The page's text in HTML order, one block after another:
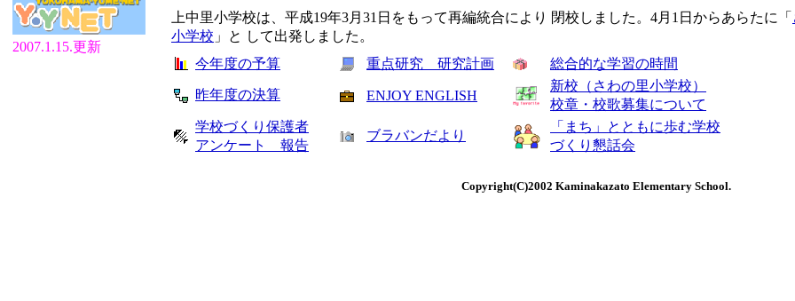
2007.1.15.更新
上中里小学校は、平成19年3月31日をもって再編統合により 閉校しました。4月1日からあらたに「
小学校 」と して出発しました。
今年度の予算
重点研究 研究計画 総合的な学習の時間
昨年度の決算 ENJOY ENGLISH
新校（さわの里小学校）
校章・校歌募集について
学校づくり保護者
アンケート 報告
ブラバンだより
「まち」とともに歩む学校
づくり懇話会
Copyright(C)2002 Kaminakazato Elementary School.